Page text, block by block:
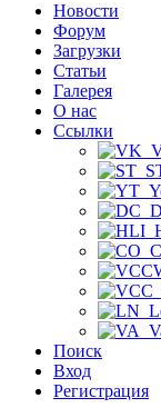
Новости
Форум
Загрузки
Статьи
Галерея
О нас
Ссылки
Поиск
Вход
Регистрация